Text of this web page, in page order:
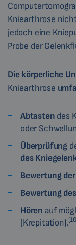
Kniearthrose
jedoch eine
Probe der
Die körperliche
Kniearthrose
Abtasten des
oder
Überprüfung
des
Bewertung
Bewertung des
Hören auf
(Krepitation).